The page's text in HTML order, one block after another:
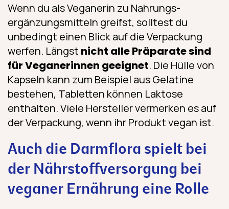
Wenn du als Veganerin zu Nahrungs­
ergänzungs­mitteln greifst, solltest du
unbedingt einen Blick auf die Verpackung
werfen. Längst nicht alle Präparate sind
für Veganerinnen geeignet. Die Hülle von
Kapseln kann zum Beispiel aus Gelatine
bestehen, Tabletten können Laktose
enthalten. Viele Hersteller vermerken es auf
der Verpackung, wenn ihr Produkt vegan ist.
Auch die Darmflora spielt bei
der Nährstoffversorgung bei
veganer Ernährung eine Rolle